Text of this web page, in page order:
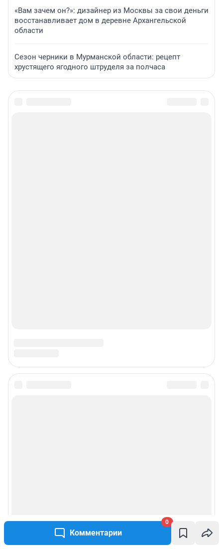
Комментарии
0
«Вам зачем он?»: дизайнер из Москвы за свои деньги
восстанавливает дом в деревне Архангельской
области
Сезон черники в Мурманской области: рецепт
хрустящего ягодного штруделя за полчаса